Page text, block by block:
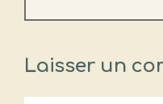
Laisser un